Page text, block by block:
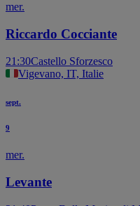
mer.
Riccardo Cocciante
21:30Castello Sforzesco
Vigevano, IT, Italie
sept.
9
mer.
Levante